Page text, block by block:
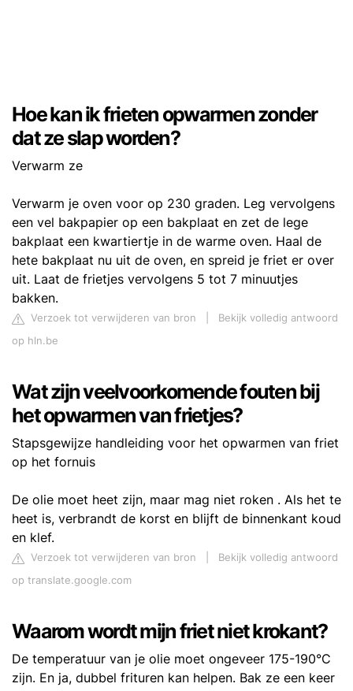
Hoe kan ik frieten opwarmen zonder
dat ze slap worden?
Verwarm ze
Verwarm je oven voor op 230 graden. Leg vervolgens
een vel bakpapier op een bakplaat en zet de lege
bakplaat een kwartiertje in de warme oven. Haal de
hete bakplaat nu uit de oven, en spreid je friet er over
uit. Laat de frietjes vervolgens 5 tot 7 minuutjes
bakken.
Verzoek tot verwijderen van bron
Bekijk volledig antwoord
op hln.be
Wat zijn veelvoorkomende fouten bij
het opwarmen van frietjes?
Stapsgewijze handleiding voor het opwarmen van friet
op het fornuis
De olie moet heet zijn, maar mag niet roken . Als het te
heet is, verbrandt de korst en blijft de binnenkant koud
en klef.
Verzoek tot verwijderen van bron
Bekijk volledig antwoord
op translate.google.com
Waarom wordt mijn friet niet krokant?
De temperatuur van je olie moet ongeveer 175-190°C
zijn. En ja, dubbel frituren kan helpen. Bak ze een keer